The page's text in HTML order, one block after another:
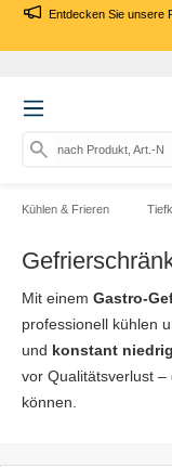
Entdecken Sie unsere
nach Produkt, Art.-Nr.,
Kühlen & Frieren
Mit einem Gastro-
professionell kühlen
und konstant
vor Qualitätsverlust
können.